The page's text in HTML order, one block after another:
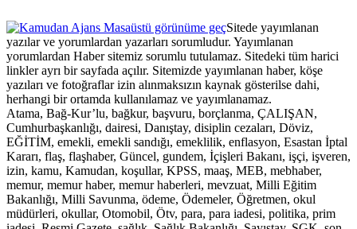
Masaüstü görünüme geçSitede yayımlanan
yazılar ve yorumlardan yazarları sorumludur. Yayımlanan
yorumlardan Haber sitemiz sorumlu tutulamaz. Sitedeki tüm harici
linkler ayrı bir sayfada açılır. Sitemizde yayımlanan haber, köşe
yazıları ve fotoğraflar izin alınmaksızın kaynak gösterilse dahi,
herhangi bir ortamda kullanılamaz ve yayımlanamaz.
Atama, Bağ-Kur’lu, bağkur, başvuru, borçlanma, ÇALIŞAN,
Cumhurbaşkanlığı, dairesi, Danıştay, disiplin cezaları, Döviz,
EĞİTİM, emekli, emekli sandığı, emeklilik, enflasyon, Esastan İptal
Kararı, flaş, flaşhaber, Güncel, gundem, İçişleri Bakanı, işçi, işveren,
izin, kamu, Kamudan, koşullar, KPSS, maaş, MEB, mebhaber,
memur, memur haber, memur haberleri, mevzuat, Milli Eğitim
Bakanlığı, Milli Savunma, ödeme, Ödemeler, Öğretmen, okul
müdürleri, okullar, Otomobil, Ötv, para, para iadesi, politika, prim